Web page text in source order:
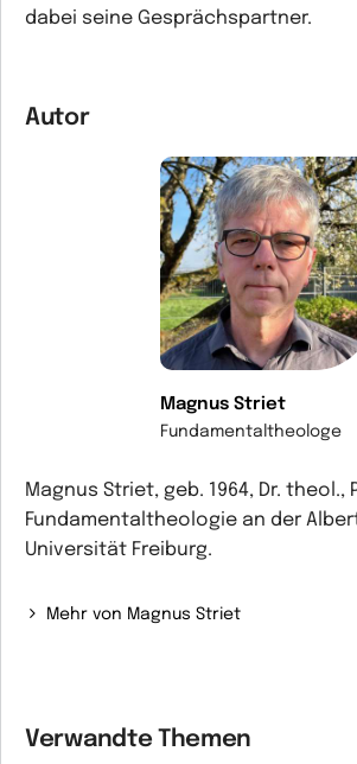
dabei seine Gesprächspartner.
Autor
Magnus Striet
Fundamentaltheologe
Magnus Striet, geb. 1964, Dr. theol.,
Fundamentaltheologie an der
Universität Freiburg.
Mehr von Magnus Striet
Verwandte Themen